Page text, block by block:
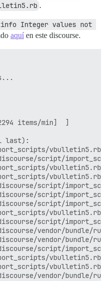
.
Integer values not
aquí en este discourse.
items/min]  ]
last):
script/
script/
script/
script/
script/
vendor/bundle/
vendor/bundle/
script/
vendor/bundle/